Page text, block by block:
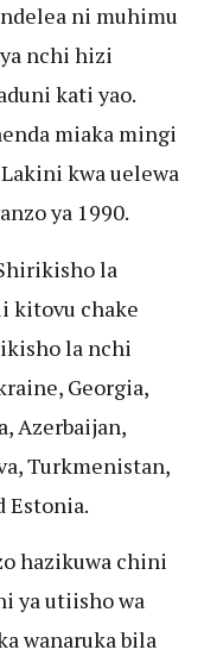
ni muhimu
nchi hizi
kati yao.
miaka mingi
kwa uelewa
ya 1990.
la
kitovu chake
la nchi
Georgia,
Azerbaijan,
Turkmenistan,
Estonia.
hazikuwa chini
ya utiisho wa
wanaruka bila